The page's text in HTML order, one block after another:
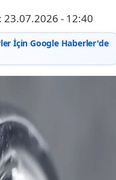
23.07.2026 - 12:40
İçin Google Haberler'de